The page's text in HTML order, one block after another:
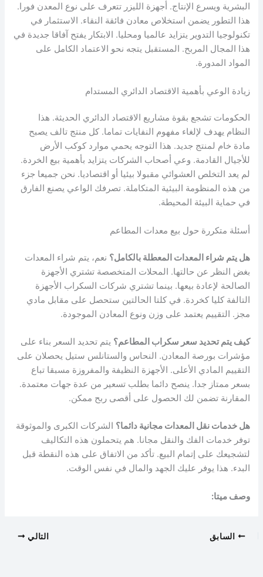
البشرية ويسرع الإنتاج. أجهزة الليزر تتعرف على نوع المعدن فورا.
هذا التطور يضمن استخلاص معادن فائقة النقاء. الاستثمار في
تكنولوجيا التدوير يتزايد عالميا ومحليا. الابتكار يفتح آفاقا جديدة في
هذا المجال المربح. المستقبل يتجه نحو الاعتماد الكامل على
المواد المدورة.
زيادة الوعي بأهمية الاقتصاد الدائري المستدام
الحكومات تشجع بقوة مشاريع الاقتصاد الدائري الحديثة. هذا
النظام يهدف لإلغاء مفهوم النفايات تماما. كل منتج تالف يصبح
مادة خام لمنتج جديد. هذا التوجه يحمي موارد كوكب الأرض
للأجيال القادمة. وعي أصحاب الشركات يتزايد بأهمية بيع الخردة.
لم يعد التخلص العشوائي مقبولا بيئيا أو اقتصاديا. نحن جميعا جزء
من هذه المنظومة البيئية المتكاملة. تصرفك الواعي يصنع الفارق
في حماية البيئة المحيطة.
أسئلة متكررة حول بيع معدات المطاعم
هل يتم شراء المعدات المعطلة بالكامل؟ نعم، يتم شراء المعدات
بغض النظر عن حالتها. المحلات المتخصصة تشتري الأجهزة
الصالحة لإعادة بيعها. بينما تشتري شركات السكراب الأجهزة
التالفة كليا كخردة. في كلتا الحالتين ستحصل على مقابل مادي
مجز. التقييم يعتمد على وزن ونوع المعادن الموجودة.
كيف يتم تحديد سعر سكراب المطاعم؟ يتم تحديد السعر بناء على
مؤشرات بورصة المعادن. النحاس والستانلس ستيل يحصلان على
التقييم المادي الأعلى. الأجهزة النظيفة والمفروزة مسبقا تباع
بسعر ممتاز جدا. ينصح دائما بطلب تسعير من عدة جهات معتمدة.
المقارنة تضمن لك الحصول على أقصى ربح ممكن.
هل خدمات نقل المعدات مجانية دائما؟ الشركات الكبرى والموثوقة
توفر خدمات الفك والنقل مجانا. هم يتحملون هذه التكاليف
لتشجيعك على إتمام البيع. تأكد من الاتفاق على هذه النقطة قبل
البدء. هذا يوفر عليك الجهد والمال في نفس الوقت.
وصف ميتا:
السابق التالي